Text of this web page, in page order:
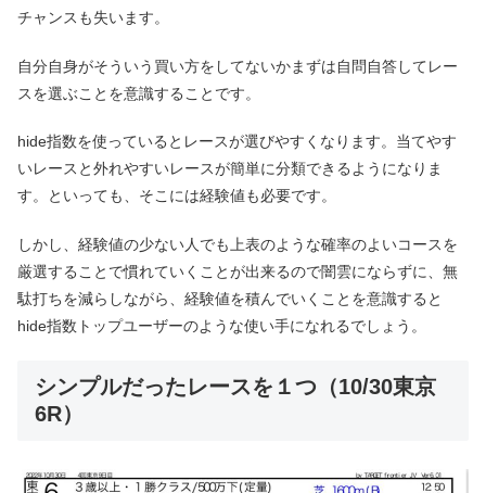
チャンスも失います。
自分自身がそういう買い方をしてないかまずは自問自答してレー
スを選ぶことを意識することです。
hide指数を使っているとレースが選びやすくなります。当てやす
いレースと外れやすいレースが簡単に分類できるようになりま
す。といっても、そこには経験値も必要です。
しかし、経験値の少ない人でも上表のような確率のよいコースを
厳選することで慣れていくことが出来るので闇雲にならずに、無
駄打ちを減らしながら、経験値を積んでいくことを意識すると
hide指数トップユーザーのような使い手になれるでしょう。
シンプルだったレースを１つ（10/30東京
6R）